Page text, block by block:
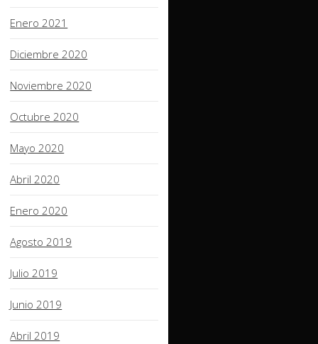
Enero 2021
Diciembre 2020
Noviembre 2020
Octubre 2020
Mayo 2020
Abril 2020
Enero 2020
Agosto 2019
Julio 2019
Junio 2019
Abril 2019